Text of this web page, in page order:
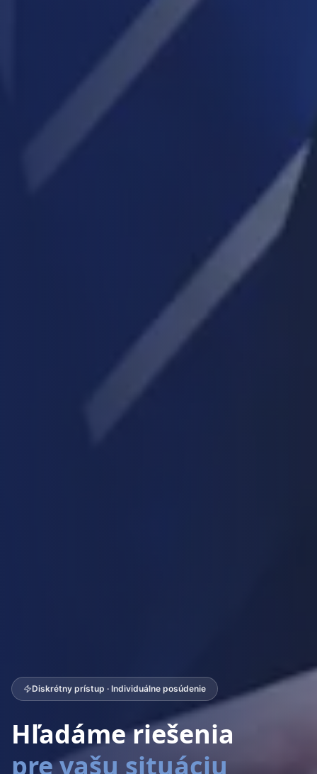
Diskrétny prístup · Individuálne posúdenie
Hľadáme riešenia
pre vašu situáciu